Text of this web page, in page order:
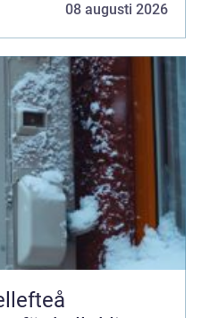
08 augusti 2026